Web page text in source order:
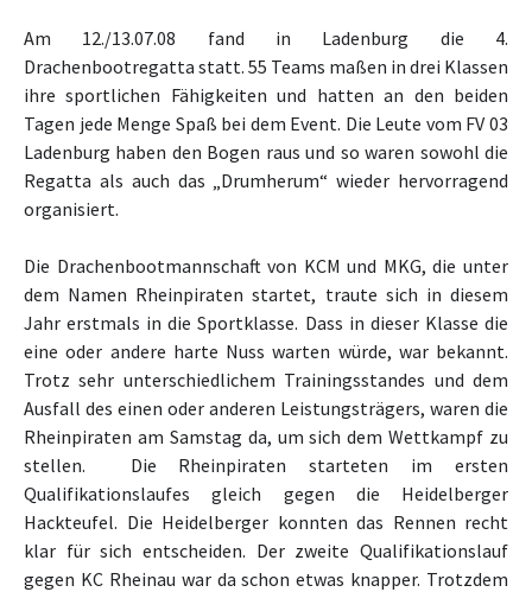
Am 12./13.07.08 fand in Ladenburg die 4.
Drachenbootregatta statt. 55 Teams maßen in drei Klassen
ihre sportlichen Fähigkeiten und hatten an den beiden
Tagen jede Menge Spaß bei dem Event. Die Leute vom FV 03
Ladenburg haben den Bogen raus und so waren sowohl die
Regatta als auch das „Drumherum“ wieder hervorragend
organisiert.
Die Drachenbootmannschaft von KCM und MKG, die unter
dem Namen Rheinpiraten startet, traute sich in diesem
Jahr erstmals in die Sportklasse. Dass in dieser Klasse die
eine oder andere harte Nuss warten würde, war bekannt.
Trotz sehr unterschiedlichem Trainingsstandes und dem
Ausfall des einen oder anderen Leistungsträgers, waren die
Rheinpiraten am Samstag da, um sich dem Wettkampf zu
stellen. Die Rheinpiraten starteten im ersten
Qualifikationslaufes gleich gegen die Heidelberger
Hackteufel. Die Heidelberger konnten das Rennen recht
klar für sich entscheiden. Der zweite Qualifikationslauf
gegen KC Rheinau war da schon etwas knapper. Trotzdem